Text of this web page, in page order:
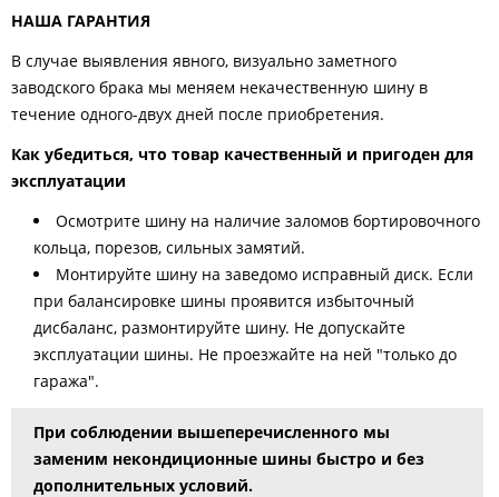
НАША ГАРАНТИЯ
В случае выявления явного, визуально заметного
заводского брака мы меняем некачественную шину в
течение одного-двух дней после приобретения.
Как убедиться, что товар качественный и пригоден для
эксплуатации
Осмотрите шину на наличие заломов бортировочного
кольца, порезов, сильных замятий.
Монтируйте шину на заведомо исправный диск. Если
при балансировке шины проявится избыточный
дисбаланс, размонтируйте шину. Не допускайте
эксплуатации шины. Не проезжайте на ней "только до
гаража".
При соблюдении вышеперечисленного мы
заменим некондиционные шины быстро и без
дополнительных условий.